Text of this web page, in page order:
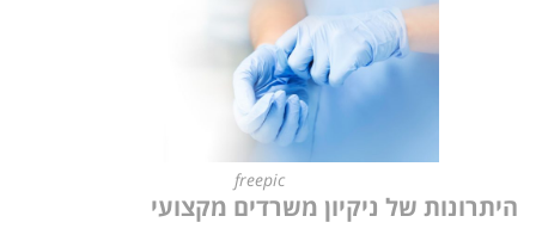
freepic
היתרונות של ניקיון משרדים מקצועי